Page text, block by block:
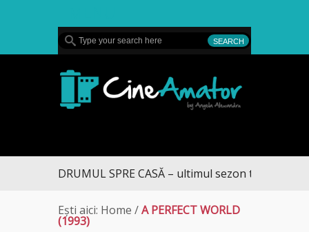
DRUMUL SPRE CASĂ – ultimul sezon te aduce la
Ești aici: Home /A PERFECT WORLD
(1993)